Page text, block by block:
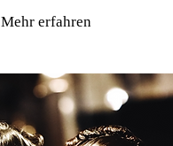
Mehr erfahren